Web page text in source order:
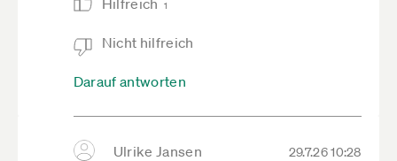
1
Nicht hilfreich
Darauf antworten
Ulrike Jansen 29.7.26 10:28